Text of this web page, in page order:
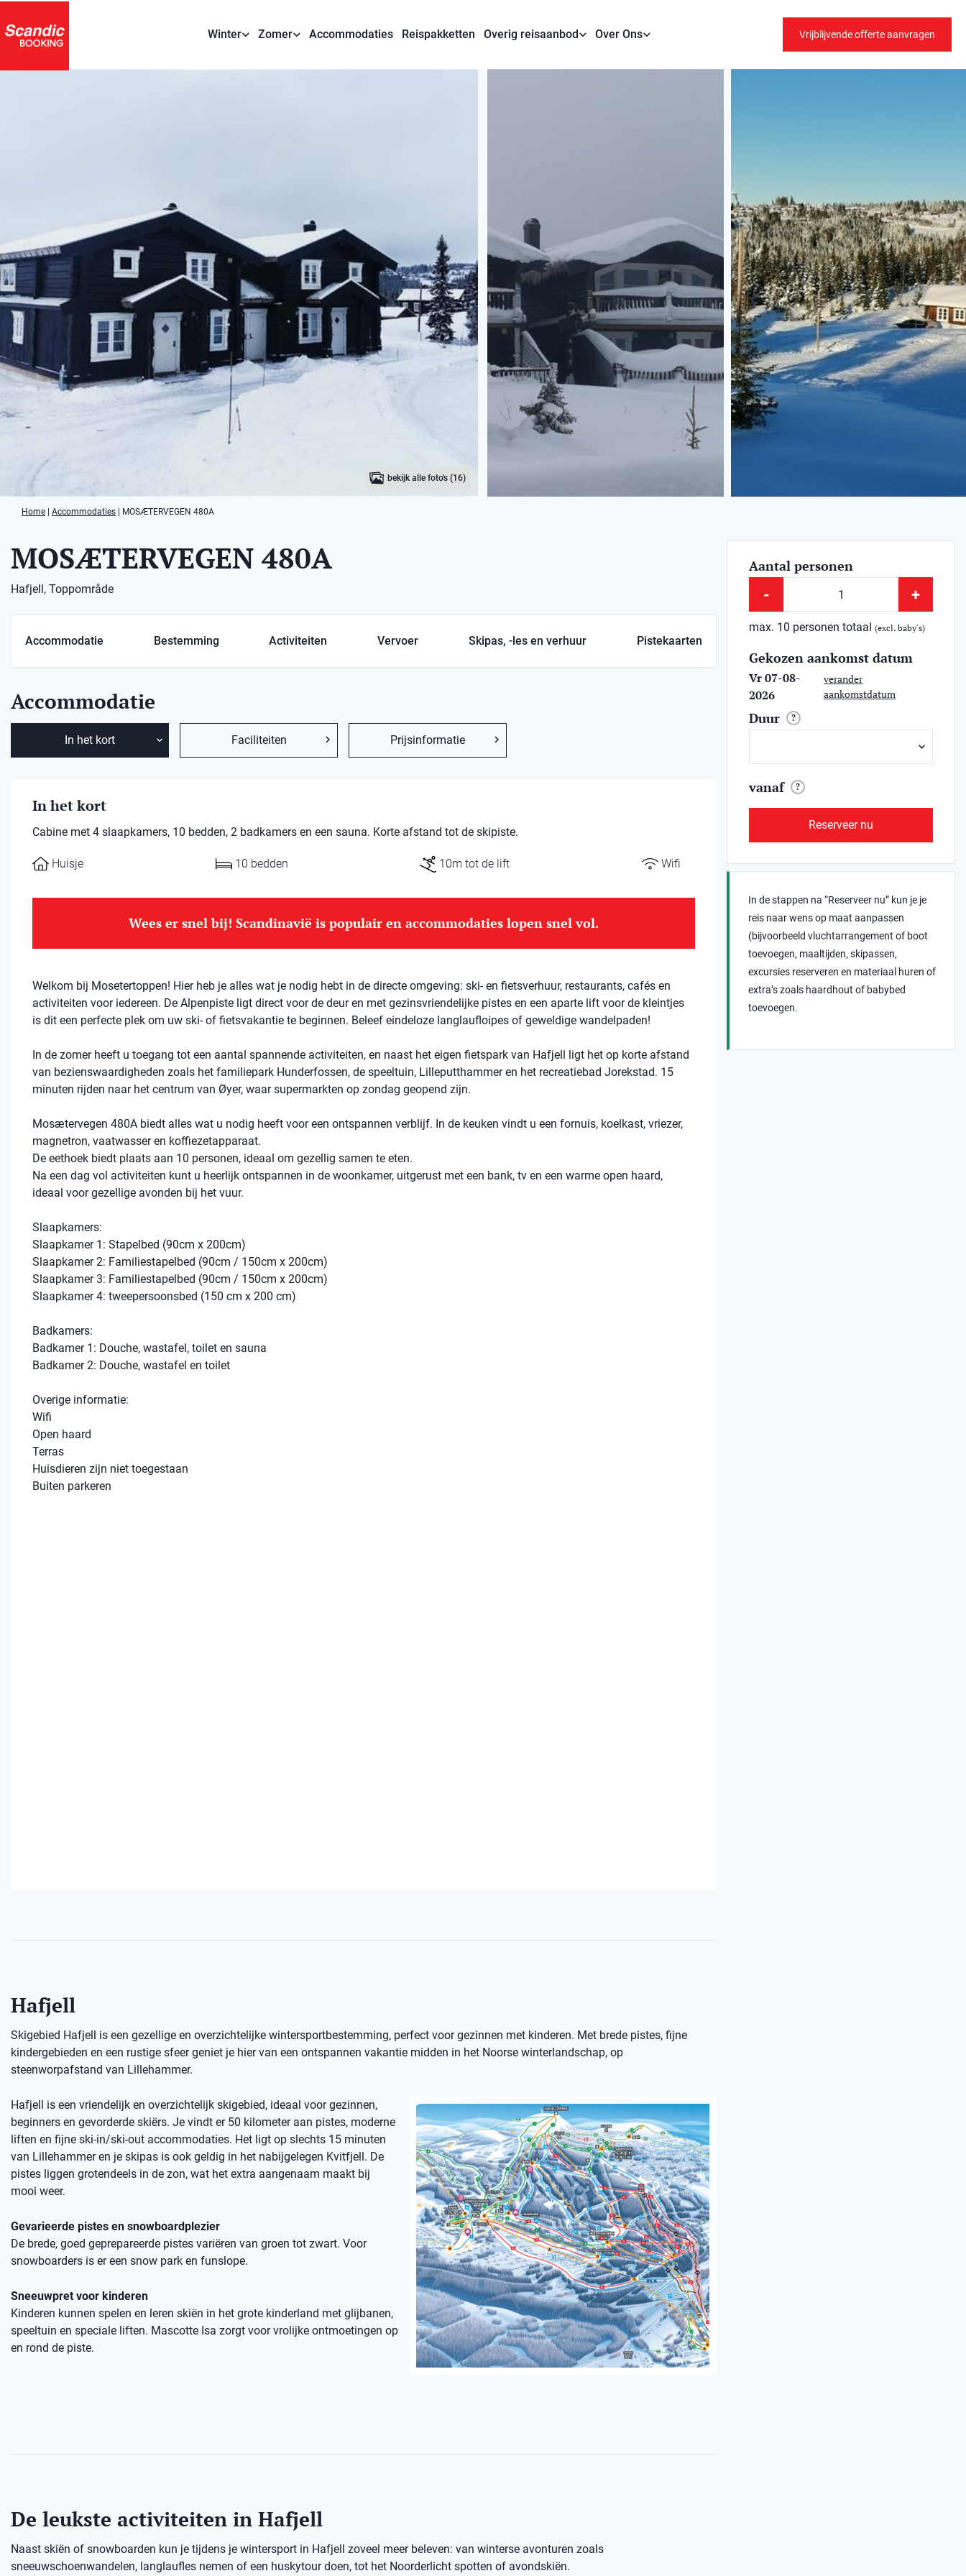
Winter Zomer Accommodaties Reispakketten Overig reisaanbod Over Ons Vrijblijvende offerte aanvragen
bekijk alle foto's (16)
Home Accommodaties MOSÆTERVEGEN 480A
MOSÆTERVEGEN 480A
Hafjell, Toppområde
Accommodatie Bestemming Activiteiten Vervoer Skipas, -les en verhuur Pistekaarten
Accommodatie
In het kort Faciliteiten Prijsinformatie
In het kort
Cabine met 4 slaapkamers, 10 bedden, 2 badkamers en een sauna. Korte afstand tot de skipiste.
Huisje 10 bedden 10m tot de lift Wifi
Wees er snel bij! Scandinavië is populair en accommodaties lopen snel vol.
Welkom bij Mosetertoppen! Hier heb je alles wat je nodig hebt in de directe omgeving: ski- en fietsverhuur, restaurants, cafés en
activiteiten voor iedereen. De Alpenpiste ligt direct voor de deur en met gezinsvriendelijke pistes en een aparte lift voor de kleintjes
is dit een perfecte plek om uw ski- of fietsvakantie te beginnen. Beleef eindeloze langlaufloipes of geweldige wandelpaden!
In de zomer heeft u toegang tot een aantal spannende activiteiten, en naast het eigen fietspark van Hafjell ligt het op korte afstand
van bezienswaardigheden zoals het familiepark Hunderfossen, de speeltuin, Lilleputthammer en het recreatiebad Jorekstad. 15
minuten rijden naar het centrum van Øyer, waar supermarkten op zondag geopend zijn.
Mosætervegen 480A biedt alles wat u nodig heeft voor een ontspannen verblijf. In de keuken vindt u een fornuis, koelkast, vriezer,
magnetron, vaatwasser en koffiezetapparaat.
De eethoek biedt plaats aan 10 personen, ideaal om gezellig samen te eten.
Na een dag vol activiteiten kunt u heerlijk ontspannen in de woonkamer, uitgerust met een bank, tv en een warme open haard,
ideaal voor gezellige avonden bij het vuur.
Slaapkamers:
Slaapkamer 1: Stapelbed (90cm x 200cm)
Slaapkamer 2: Familiestapelbed (90cm / 150cm x 200cm)
Slaapkamer 3: Familiestapelbed (90cm / 150cm x 200cm)
Slaapkamer 4: tweepersoonsbed (150 cm x 200 cm)
Badkamers:
Badkamer 1: Douche, wastafel, toilet en sauna
Badkamer 2: Douche, wastafel en toilet
Overige informatie:
Wifi
Open haard
Terras
Huisdieren zijn niet toegestaan
Buiten parkeren
Hafjell
Skigebied Hafjell is een gezellige en overzichtelijke wintersportbestemming, perfect voor gezinnen met kinderen. Met brede pistes, fijne
kindergebieden en een rustige sfeer geniet je hier van een ontspannen vakantie midden in het Noorse winterlandschap, op
steenworpafstand van Lillehammer.
Hafjell is een vriendelijk en overzichtelijk skigebied, ideaal voor gezinnen,
beginners en gevorderde skiërs. Je vindt er 50 kilometer aan pistes, moderne
liften en fijne ski-in/ski-out accommodaties. Het ligt op slechts 15 minuten
van Lillehammer en je skipas is ook geldig in het nabijgelegen Kvitfjell. De
pistes liggen grotendeels in de zon, wat het extra aangenaam maakt bij
mooi weer.
Gevarieerde pistes en snowboardplezier
De brede, goed geprepareerde pistes variëren van groen tot zwart. Voor
snowboarders is er een snow park en funslope.
Sneeuwpret voor kinderen
Kinderen kunnen spelen en leren skiën in het grote kinderland met glijbanen,
speeltuin en speciale liften. Mascotte Isa zorgt voor vrolijke ontmoetingen op
en rond de piste.
De leukste activiteiten in Hafjell
Naast skiën of snowboarden kun je tijdens je wintersport in Hafjell zoveel meer beleven: van winterse avonturen zoals
sneeuwschoenwandelen, langlaufles nemen of een huskytour doen, tot het Noorderlicht spotten of avondskiën.
Aantal personen
- +
max. 10 personen totaal(excl. baby's)
Gekozen aankomst datum
Vr 07-08-
2026
verander
aankomstdatum
Duur ?
vanaf ?
Reserveer nu
In de stappen na “Reserveer nu” kun je je
reis naar wens op maat aanpassen
(bijvoorbeeld vluchtarrangement of boot
toevoegen, maaltijden, skipassen,
excursies reserveren en materiaal huren of
extra’s zoals haardhout of babybed
toevoegen.